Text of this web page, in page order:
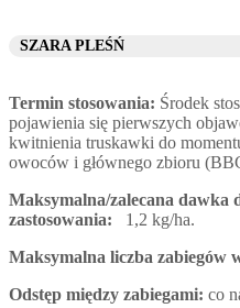
SZARA PLEŚŃ
Termin stosowania: Środek
pojawienia się pierwszych
kwitnienia truskawki do
owoców i głównego zbioru
Maksymalna/zalecana dawka
zastosowania: 1,2 kg/ha.
Maksymalna liczba zabiegów
Odstęp między zabiegami: co